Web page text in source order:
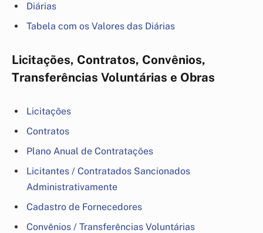
Diárias
Tabela com os Valores das Diárias
Licitações, Contratos, Convênios,
Transferências Voluntárias e Obras
Licitações
Contratos
Plano Anual de Contratações
Licitantes / Contratados Sancionados
Administrativamente
Cadastro de Fornecedores
Convênios / Transferências Voluntárias